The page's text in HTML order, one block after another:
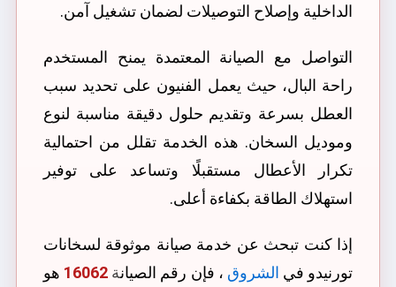
الداخلية وإصلاح التوصيلات لضمان تشغيل آمن.
التواصل مع الصيانة المعتمدة يمنح المستخدم
راحة البال، حيث يعمل الفنيون على تحديد سبب
العطل بسرعة وتقديم حلول دقيقة مناسبة لنوع
وموديل السخان. هذه الخدمة تقلل من احتمالية
تكرار الأعطال مستقبلًا وتساعد على توفير
استهلاك الطاقة بكفاءة أعلى.
إذا كنت تبحث عن خدمة صيانة موثوقة لسخانات
تورنيدو في الشروق ، فإن رقم الصيانة 16062 هو